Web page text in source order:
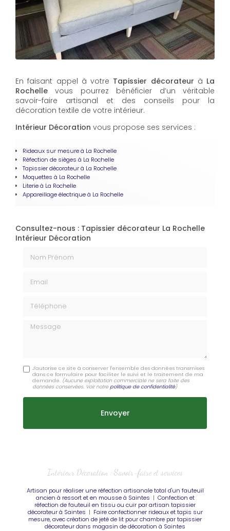
En faisant appel à votre Tapissier décorateur à La
Rochelle vous pourrez bénéficier d’un véritable
savoir-faire artisanal et des conseils pour la
décoration textile de votre intérieur.
Intérieur Décoration vous propose ses services :
Rideaux sur mesure à La Rochelle
Réfection de sièges à La Rochelle
Tapissier décorateur à La Rochelle
Moquettes à La Rochelle
Literie à La Rochelle
Appareillage électrique à La Rochelle
Consultez-nous : Tapissier décorateur La Rochelle
Intérieur Décoration
Message
J'autorise ce site à conserver l'ensemble des données transmises
dans ce formulaire pour faciliter le suivi et le traitement de ma
demande. (Aucune exploitation commerciale ne sera faite des
données conservées. Voir notrepolitique de confidentialité)
Intérieur Décoration : Savoir-faire et services
Artisan pour réaliser une réfection artisanale total d'un fauteuil
ancien à ressort et en mousse à Saintes | Confection et
réfection de fauteuil en tissu ou cuir par artisan tapissier
décorateur à Saintes | Faire confectionner rideaux et tapis sur
mesure, avec création de jeté de lit pour chambre par tapissier
décorateur dans magasin de décoration à Saintes